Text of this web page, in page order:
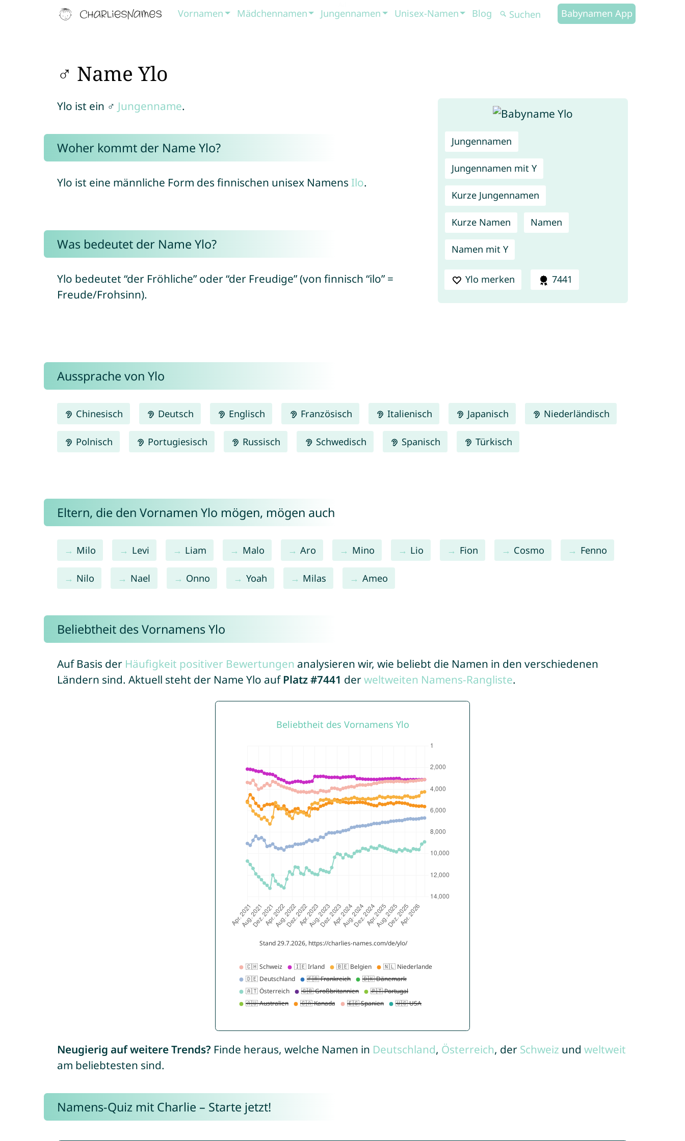
Vornamen Mädchennamen Jungennamen Unisex-Namen Blog Babynamen App
♂ Name Ylo
Jungennamen
Jungennamen mit Y
Kurze Jungennamen
Kurze Namen Namen
Namen mit Y
Ylo merken 7441
Ylo ist ein ♂ Jungenname.
Woher kommt der Name Ylo?
Ylo ist eine männliche Form des finnischen unisex Namens Ilo.
Was bedeutet der Name Ylo?
Ylo bedeutet “der Fröhliche” oder “der Freudige” (von finnisch “ilo” =
Freude/Frohsinn).
Aussprache von Ylo
Chinesisch Deutsch Englisch Französisch Italienisch Japanisch Niederländisch
Polnisch Portugiesisch Russisch Schwedisch Spanisch Türkisch
Eltern, die den Vornamen Ylo mögen, mögen auch
Milo Levi Liam Malo Aro Mino Lio Fion Cosmo Fenno
Nilo Nael Onno Yoah Milas Ameo
Beliebtheit des Vornamens Ylo
Auf Basis der Häufigkeit positiver Bewertungen analysieren wir, wie beliebt die Namen in den verschiedenen
Ländern sind. Aktuell steht der Name Ylo auf Platz #7441 derweltweiten Namens-Rangliste.
Neugierig auf weitere Trends? Finde heraus, welche Namen in Deutschland, Österreich, der Schweiz und weltweit
am beliebtesten sind.
Namens-Quiz mit Charlie – Starte jetzt!